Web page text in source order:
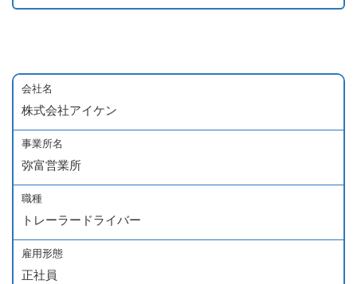
会社名
株式会社アイケン
事業所名
弥富営業所
職種
トレーラードライバー
雇用形態
正社員